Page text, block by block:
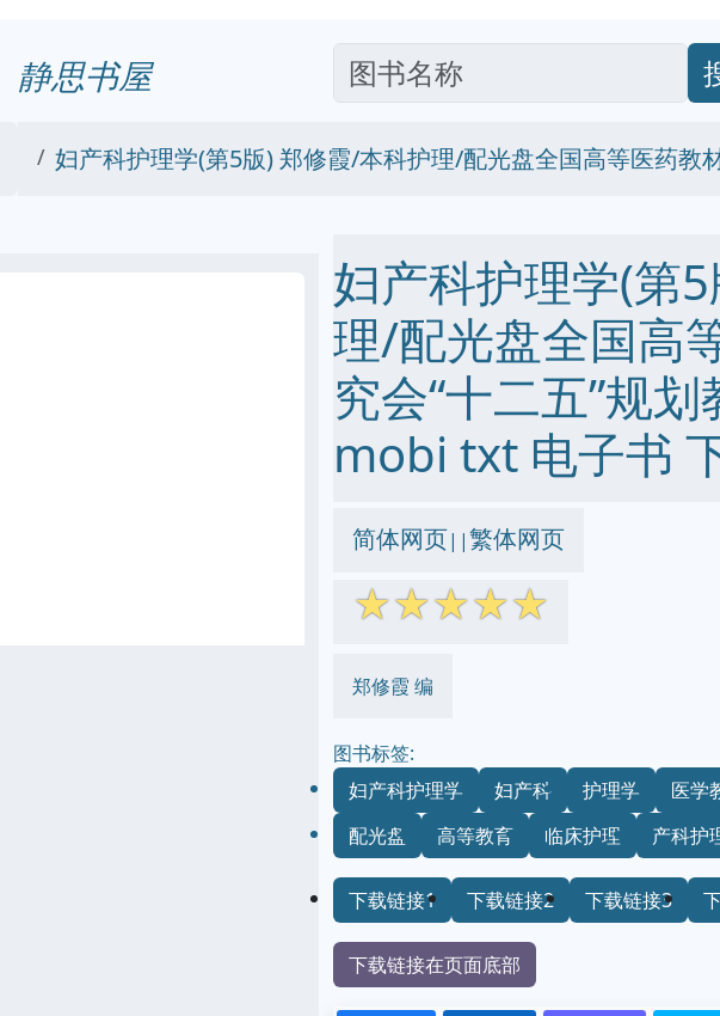
静思书屋
妇产科护理学(第5版) 郑修霞/本科护理/配光盘全国高等医药教
妇产科护理学(第
理/配光盘全国高
究会“十二五”规
mobi txt 电子书
简体网页||繁体网页
☆☆☆☆☆
郑修霞 编
图书标签:
妇产科护理学
妇产科 护理学
医学
配光盘
高等教育 临床护理 产科护
下载链接1 下载链接2 下载链接3
下载链接在页面底部